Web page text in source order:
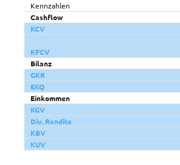
Kennzahlen
Cashflow
KCV
KFCV
Bilanz
GKR
EKQ
Einkommen
KGV
Div. Rendite
KBV
KUV